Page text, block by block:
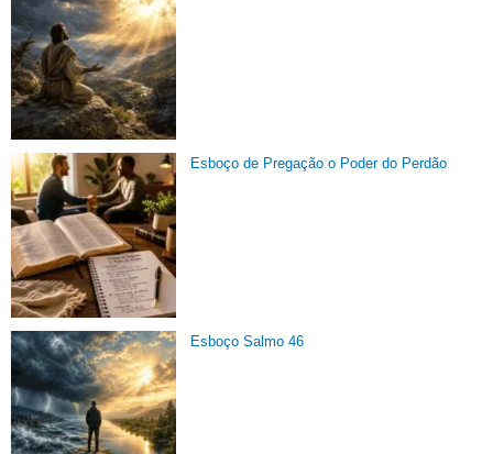
Esboço de Pregação o Poder do Perdão
Esboço Salmo 46